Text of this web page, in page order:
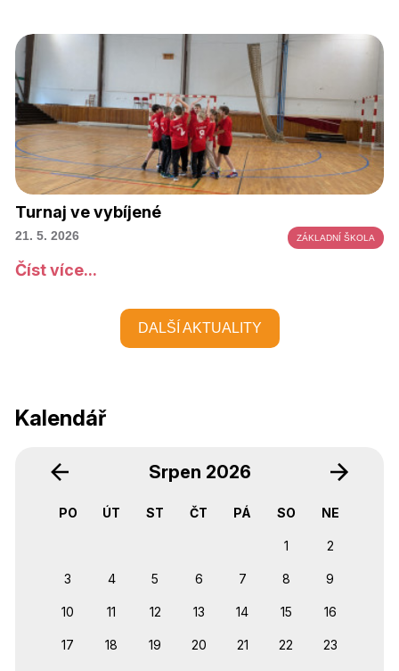
Turnaj ve vybíjené
21. 5. 2026 ZÁKLADNÍ ŠKOLA
Číst více...
DALŠÍ AKTUALITY
Kalendář
Srpen 2026
PO ÚT ST ČT PÁ SO NE
1 2
3 4 5 6 7 8 9
10 11 12 13 14 15 16
17 18 19 20 21 22 23